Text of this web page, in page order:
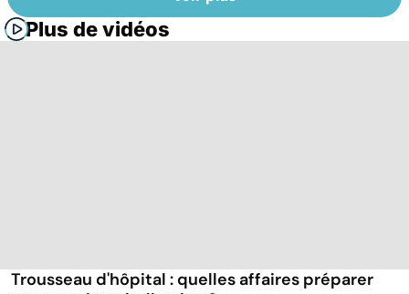
Plus de vidéos
Trousseau d'hôpital : quelles affaires préparer